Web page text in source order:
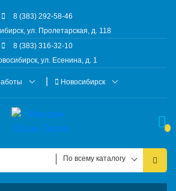
8 (383) 292-58-46
ул. Пролетарская, д. 118
8 (383) 316-32-10
ул. Есенина, д. 1
Новосибирск
По всему каталогу